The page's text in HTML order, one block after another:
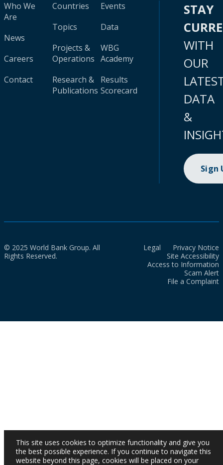
Who We
Are
News
Careers
Contact
Countries
Topics
Projects &
Operations
Research &
Publications
Events
Data
WBG
Academy
Results
Scorecard
STAY
WITH
OUR
DATA
&
Sign
© 2025 World Bank Group. All
Rights Reserved.
Legal
Privacy Notice
Site Accessibility
Access to Information
Scam Alert
File a Complaint
This site uses cookies to optimize functionality and give you
the best possible experience. If you continue to navigate this
website beyond this page, cookies will be placed on your